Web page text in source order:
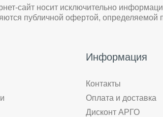
сайт носит исключительно
публичной офертой, определяемой
Информация
Контакты
Оплата и доставка
Дисконт АРГО